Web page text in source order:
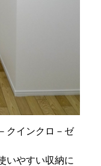
クインクロ－ゼ
いやすい収納に